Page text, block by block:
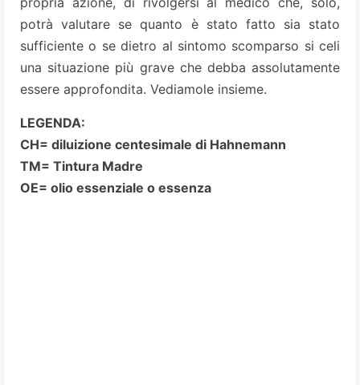
potrà valutare se quanto è stato fatto sia stato
sufficiente o se dietro al sintomo scomparso si celi
una situazione più grave che debba assolutamente
essere approfondita. Vediamole insieme.
LEGENDA:
CH= diluizione centesimale di Hahnemann
TM= Tintura Madre
OE= olio essenziale o essenza